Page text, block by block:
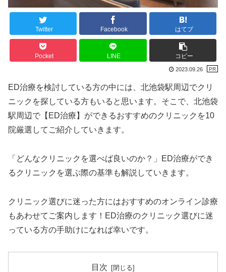
Twitter Facebook はてブ
Pocket LINE コピー
2023.09.26
ED治療を検討している方の中には、北池袋駅周辺でクリ
ニックを探している方もいると思います。そこで、北池袋
駅周辺で【ED治療】ができるおすすめのクリニックを10
院厳選してご紹介していきます。
「どんなクリニックを選べば良いのか？」ED治療ができ
るクリニックを選ぶ際の基準も解説していきます。
クリニック選びに迷った方にはおすすめのオンライン診療
もあわせてご案内します！ED治療のクリニック選びに迷
っている方の手助けになれば幸いです。
目次